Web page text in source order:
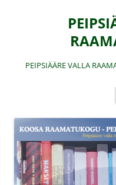
PEIPSIÄÄRE VALLA